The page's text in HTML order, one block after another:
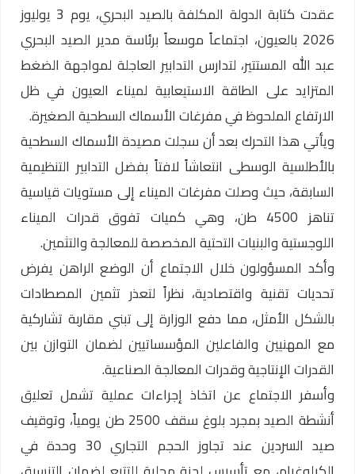
عقدت كتابة الدولة المكلفة بالصيد البحري، يوم 3 يوليوز
2026 بالعيون، اجتماعاً موسعاً برئاسة مدير الصيد البحري
عبد الله المستتير، لتدارس التدابير العاجلة لمواجهة الضغط
المتزايد على الطاقة الاستيعابية لميناء العيون في ظل
الارتفاع الملحوظ في مفرغات الأسماك السطحية الصغيرة.
ويأتي هذا التحرك بعد أن سجلت مصيدة الأسماك السطحية
بالأطلسية الوسطى انتعاشاً لافتاً بفضل التدابير التنظيمية
السابقة، حيث وصلت مفرغات الميناء إلى مستويات قياسية
تناهز 4500 طن، وهي كميات تفوق قدرات الميناء
اللوجستية والبنيات التحتية المخصصة للمعالجة والتثمين.
وأكد المسؤولون خلال الاجتماع أن الوضع الراهن يفرض
تحديات تقنية واقتصادية، نظراً لتعذر تثمين المصطادات
بالشكل الأمثل، مما دفع الوزارة إلى تبني مقاربة تشاركية
مع المهنيين والفاعلين المؤسساتيين لضمان التوازن بين
القدرات الإنتاجية وقدرات المعالجة الصناعية.
وأسفر الاجتماع عن اتخاذ إجراءات عملية تشمل تعليق
أنشطة الصيد بمجرد بلوغ سقف 2500 طن يومياً، وتوقيف
صيد السردين عند تجاوز الحجم التجاري 30 وحدة في